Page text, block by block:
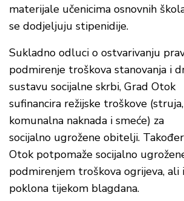
materijale učenicima osnovnih
se dodjeljuju stipenidije.
Sukladno odluci o ostvarivanju
podmirenje troškova stanovanja i
sustavu socijalne skrbi, Grad Otok
sufinancira režijske troškove
komunalna naknada i smeće) za
socijalno ugrožene obitelji.
Otok potpomaže socijalno
podmirenjem troškova ogrijeva,
poklona tijekom blagdana.